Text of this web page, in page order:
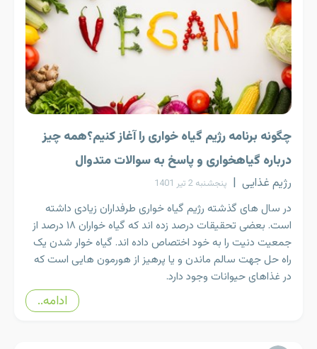
چگونه برنامه رژیم گیاه خواری را آغاز کنیم؟همه چیز
درباره گیاهخواری و پاسخ به سوالات متدوال
رژیم غذایی | پنجشنبه 2 تیر 1401
در سال های گذشته رژیم گیاه خواری طرفداران زیادی داشته
است. بعضی تحقیقات درصد زده اند که گیاه خواران ۱۸ درصد از
جمعیت دنیت را به خود اختصاص داده اند. گیاه خوار شدن یک
راه حل جهت سالم ماندن و یا پرهیز از هورمون هایی است که
در غذاهای حیوانات وجود دارد.
ادامه..